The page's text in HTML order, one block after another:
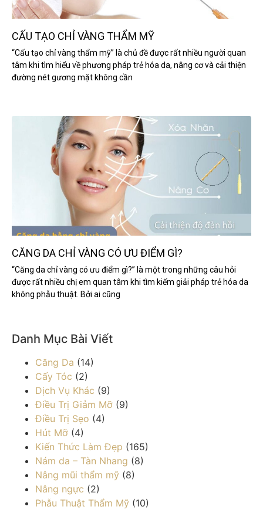
CẤU TẠO CHỈ VÀNG THẨM MỸ
“Cấu tạo chỉ vàng thẩm mỹ” là chủ đề được rất nhiều người quan
tâm khi tìm hiểu về phương pháp trẻ hóa da, nâng cơ và cải thiện
đường nét gương mặt không cần
CĂNG DA CHỈ VÀNG CÓ ƯU ĐIỂM GÌ?
“Căng da chỉ vàng có ưu điểm gì?” là một trong những câu hỏi
được rất nhiều chị em quan tâm khi tìm kiếm giải pháp trẻ hóa da
không phẫu thuật. Bởi ai cũng
Danh Mục Bài Viết
Căng Da (14)
Cấy Tóc (2)
Dịch Vụ Khác (9)
Điều Trị Giảm Mỡ (9)
Điều Trị Sẹo (4)
Hút Mỡ (4)
Kiến Thức Làm Đẹp (165)
Nám da – Tàn Nhang (8)
Nâng mũi thẩm mỹ (8)
Nâng ngực (2)
Phẫu Thuật Thẩm Mỹ (10)